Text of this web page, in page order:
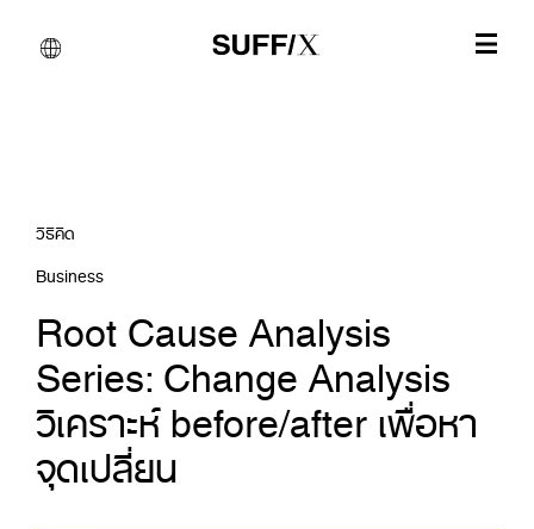
วิธีคิด
Business
Root Cause Analysis
Series: Change Analysis
วิเคราะห์ before/after เพื่อหา
จุดเปลี่ยน